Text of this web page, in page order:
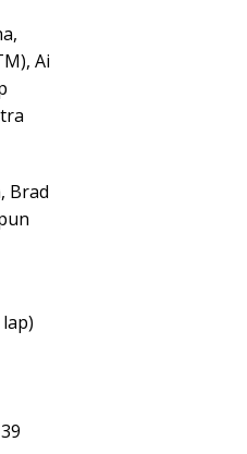
Ai
Brad